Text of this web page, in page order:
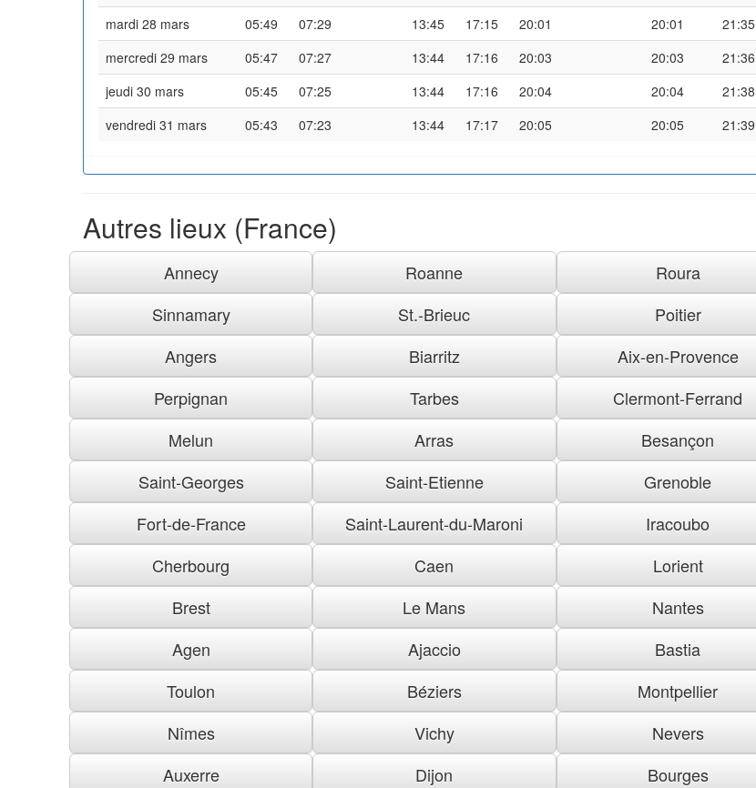
mardi 28 mars
05:49 07:29 13:45 17:15 20:01 20:01
21:35
mercredi 29 mars
05:47 07:27 13:44 17:16 20:03 20:03
21:36
jeudi 30 mars
05:45 07:25 13:44 17:16 20:04 20:04
21:38
vendredi 31 mars
05:43 07:23 13:44 17:17 20:05 20:05 21:39
Autres lieux (France)
Annecy Roanne
Roura
Sinnamary
St.-Brieuc
Poitier
Angers
Biarritz
Aix-en-Provence
Perpignan
Tarbes
Clermont-Ferrand
Melun
Arras
Besançon
Saint-Georges
Saint-Etienne
Grenoble
Fort-de-France
Saint-Laurent-du-Maroni
Iracoubo
Cherbourg
Caen
Lorient
Brest
Le Mans
Nantes
Agen
Ajaccio
Bastia
Toulon
Béziers
Montpellier
Nîmes
Vichy
Nevers
Auxerre
Dijon Bourges